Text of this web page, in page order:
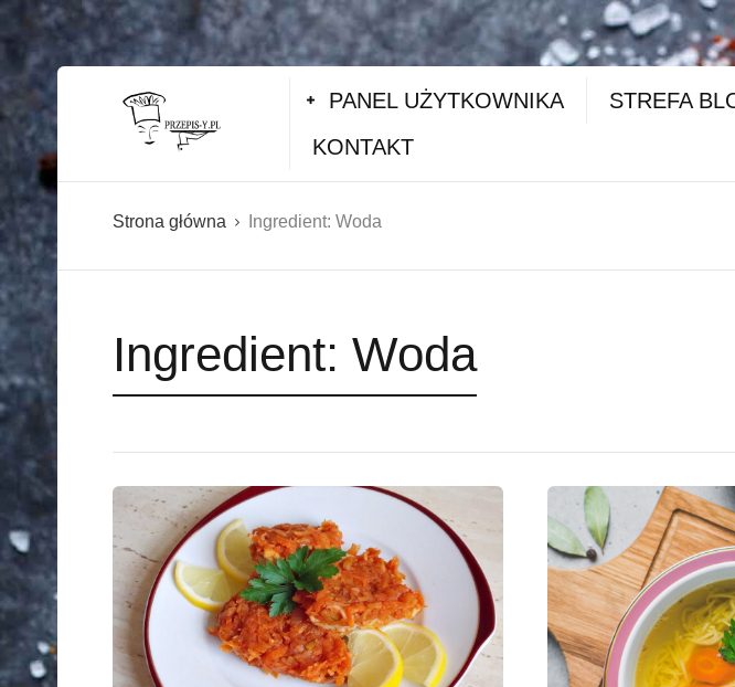
PANEL UŻYTKOWNIKA STREFA
KONTAKT
Strona główna Ingredient: Woda
Ingredient: Woda